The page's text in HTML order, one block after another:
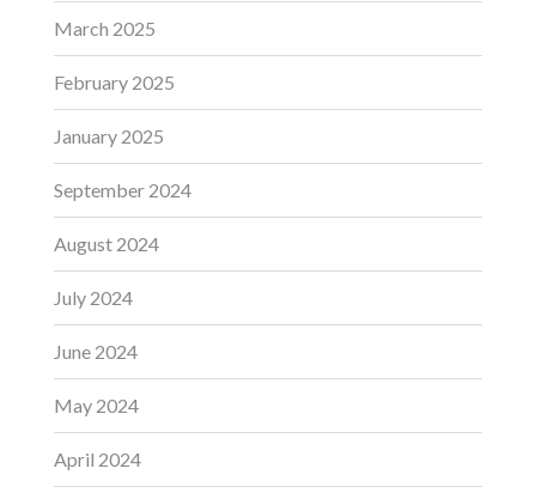
March 2025
February 2025
January 2025
September 2024
August 2024
July 2024
June 2024
May 2024
April 2024